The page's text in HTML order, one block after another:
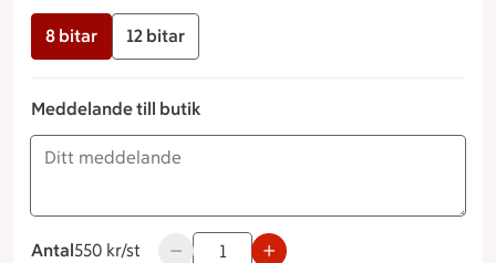
8 bitar 12 bitar
Meddelande till butik
Antal
550 kronor styck
550 kr/st Använd knapparna för att minska eller